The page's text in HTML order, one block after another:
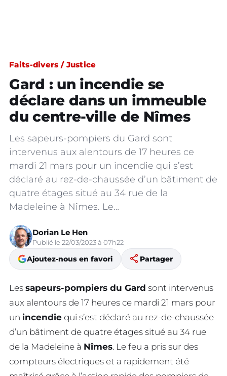
Faits-divers / Justice
Gard : un incendie se
déclare dans un immeuble
du centre-ville de Nîmes
Les sapeurs-pompiers du Gard sont
intervenus aux alentours de 17 heures ce
mardi 21 mars pour un incendie qui s’est
déclaré au rez-de-chaussée d’un bâtiment de
quatre étages situé au 34 rue de la
Madeleine à Nîmes. Le…
Dorian Le Hen
Publié le 22/03/2023 à 07h22
Ajoutez-nous en favori share Partager
Les sapeurs-pompiers du Gard sont intervenus
aux alentours de 17 heures ce mardi 21 mars pour
un incendie qui s’est déclaré au rez-de-chaussée
d’un bâtiment de quatre étages situé au 34 rue
de la Madeleine à Nîmes. Le feu a pris sur des
compteurs électriques et a rapidement été